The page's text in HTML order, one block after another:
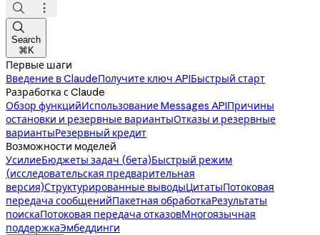



Search
⌘K
Первые шаги
Введение в ClaudeПолучите ключ APIБыстрый старт
Разработка с Claude
Обзор функцийИспользование Messages APIПричины
остановки и резервные вариантыОтказы и резервные
вариантыРезервный кредит
Возможности моделей
УсилиеБюджеты задач (бета)Быстрый режим
(исследовательская предварительная
версия)Структурированные выводыЦитатыПотоковая
передача сообщенийПакетная обработкаРезультаты
поискаПотоковая передача отказовМногоязычная
поддержкаЭмбеддинги